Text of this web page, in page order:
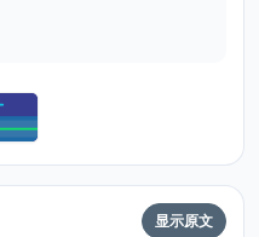
显示原文